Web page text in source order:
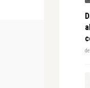
Filmul
Mungiu a
de